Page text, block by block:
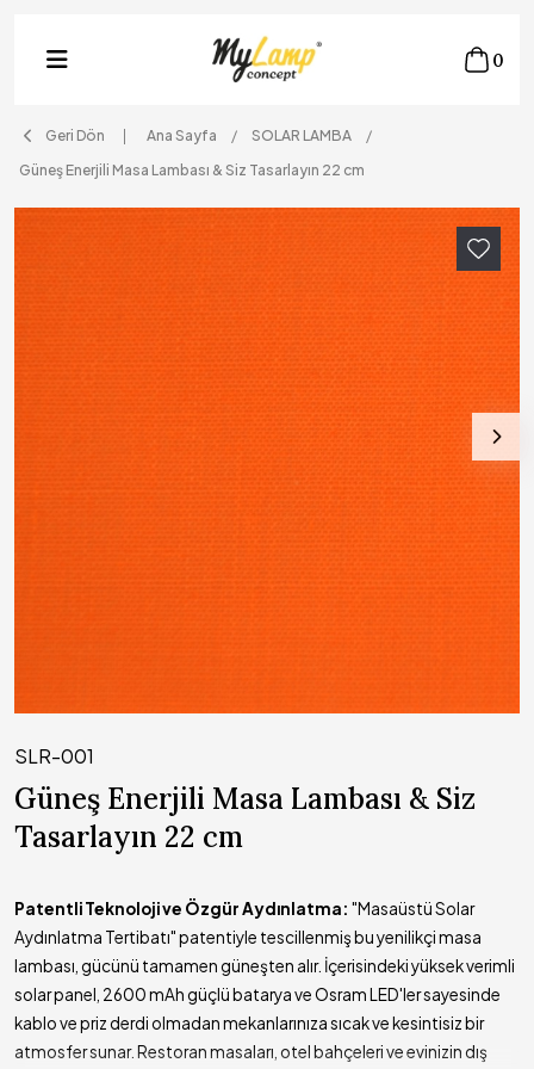
0
Geri Dön Ana Sayfa
SOLAR LAMBA
Güneş Enerjili Masa Lambası & Siz Tasarlayın 22 cm
SLR-001
Güneş Enerjili Masa Lambası & Siz
Tasarlayın 22 cm
Patentli Teknoloji ve Özgür Aydınlatma: "Masaüstü Solar
Aydınlatma Tertibatı" patentiyle tescillenmiş bu yenilikçi masa
lambası, gücünü tamamen güneşten alır. İçerisindeki yüksek verimli
solar panel, 2600 mAh güçlü batarya ve Osram LED'ler sayesinde
kablo ve priz derdi olmadan mekanlarınıza sıcak ve kesintisiz bir
atmosfer sunar. Restoran masaları, otel bahçeleri ve evinizin dış